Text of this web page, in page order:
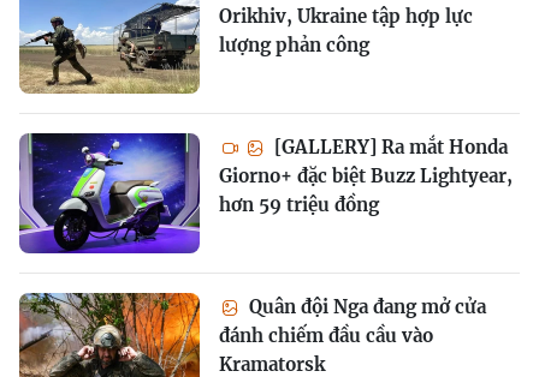
Orikhiv, Ukraine tập hợp lực
lượng phản công
[GALLERY] Ra mắt Honda
Giorno+ đặc biệt Buzz Lightyear,
hơn 59 triệu đồng
Quân đội Nga đang mở cửa
đánh chiếm đầu cầu vào
Kramatorsk